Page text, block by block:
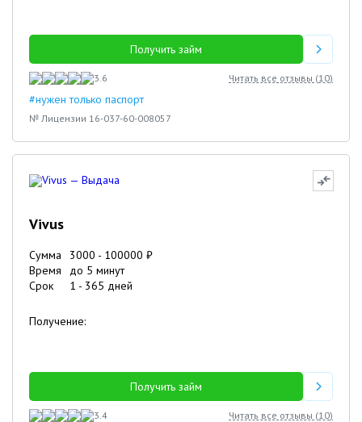
Получить займ
3.6 Читать все отзывы (10)
#нужен только паспорт
№ Лицензии 16-037-60-008057
Vivus
Сумма 3000 - 100000 ₽
Время
до 5 минут
Срок
1 - 365 дней
Получение:
Получить займ
3.4 Читать все отзывы (10)